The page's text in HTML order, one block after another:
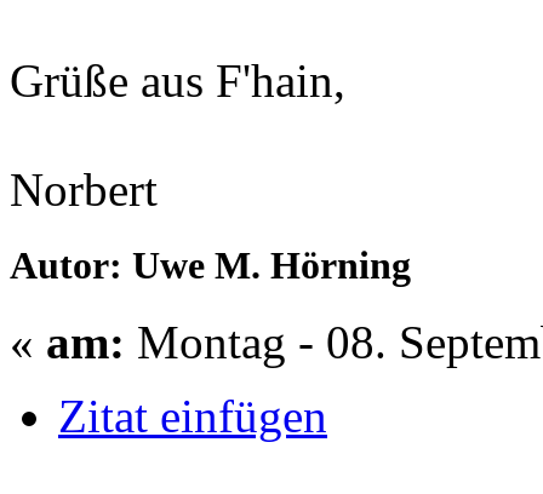
Grüße aus F'hain,
Norbert
Autor: Uwe M. Hörning
« am: Montag - 08.
Zitat einfügen